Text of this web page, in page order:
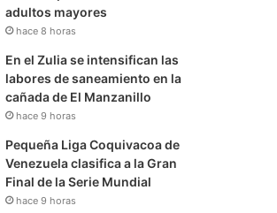
adultos mayores
hace 8 horas
En el Zulia se intensifican las
labores de saneamiento en la
cañada de El Manzanillo
hace 9 horas
Pequeña Liga Coquivacoa de
Venezuela clasifica a la Gran
Final de la Serie Mundial
hace 9 horas